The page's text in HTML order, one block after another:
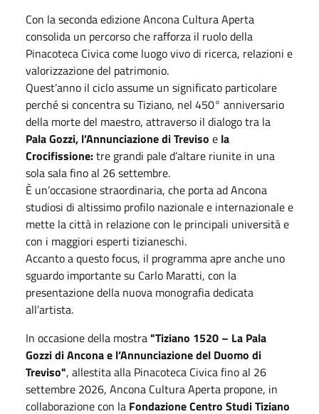
Con la seconda edizione Ancona Cultura Aperta
consolida un percorso che rafforza il ruolo della
Pinacoteca Civica come luogo vivo di ricerca, relazioni e
valorizzazione del patrimonio.
Quest’anno il ciclo assume un significato particolare
perché si concentra su Tiziano, nel 450° anniversario
della morte del maestro, attraverso il dialogo tra la
Pala Gozzi, l’Annunciazione di Treviso e la
Crocifissione:tre grandi pale d’altare riunite in una
sola sala fino al 26 settembre.
È un’occasione straordinaria, che porta ad Ancona
studiosi di altissimo profilo nazionale e internazionale e
mette la città in relazione con le principali università e
con i maggiori esperti tizianeschi.
Accanto a questo focus, il programma apre anche uno
sguardo importante su Carlo Maratti, con la
presentazione della nuova monografia dedicata
all’artista.
In occasione della mostra"Tiziano 1520 – La Pala
Gozzi di Ancona e l’Annunciazione del Duomo di
Treviso", allestita alla Pinacoteca Civica fino al 26
settembre 2026, Ancona Cultura Aperta propone, in
collaborazione con la Fondazione Centro Studi Tiziano